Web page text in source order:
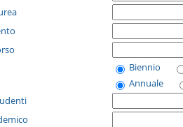
Biennio
Annuale